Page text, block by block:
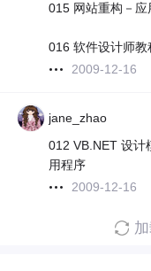
015 网站重构－
016 软件设计师教
2009-12-16
jane_zhao
012 VB.NET 设
用程序
2009-12-16